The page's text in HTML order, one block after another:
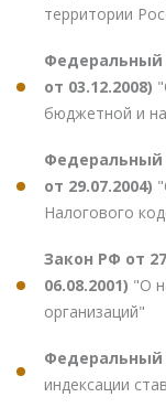
территории
Федеральный
от 03.12.2008)
бюджетной и
Федеральный
от 29.07.2004)
Налогового
Закон РФ от
06.08.2001) "О
организаций"
Федеральный
индексации